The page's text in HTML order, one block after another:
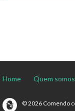
Home Quem somos
© 2026 Comendo